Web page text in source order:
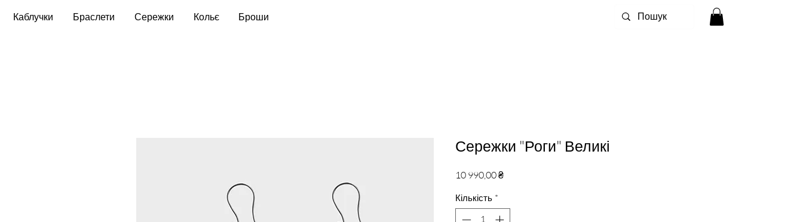
Каблучки Браслети Сережки Кольє Броши
Сережки "Роги" Великі
10 990,00 ₴Ціна
Кількість *